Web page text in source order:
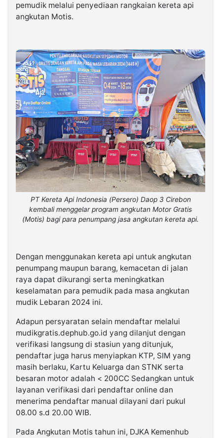
pemudik melalui penyediaan rangkaian kereta api
angkutan Motis.
PT Kereta Api Indonesia (Persero) Daop 3 Cirebon
kembali menggelar program angkutan Motor Gratis
(Motis) bagi para penumpang jasa angkutan kereta api.
Dengan menggunakan kereta api untuk angkutan
penumpang maupun barang, kemacetan di jalan
raya dapat dikurangi serta meningkatkan
keselamatan para pemudik pada masa angkutan
mudik Lebaran 2024 ini.
Adapun persyaratan selain mendaftar melalui
mudikgratis.dephub.go.id yang dilanjut dengan
verifikasi langsung di stasiun yang ditunjuk,
pendaftar juga harus menyiapkan KTP, SIM yang
masih berlaku, Kartu Keluarga dan STNK serta
besaran motor adalah < 200CC Sedangkan untuk
layanan verifikasi dari pendaftar online dan
menerima pendaftar manual dilayani dari pukul
08.00 s.d 20.00 WIB.
Pada Angkutan Motis tahun ini, DJKA Kemenhub